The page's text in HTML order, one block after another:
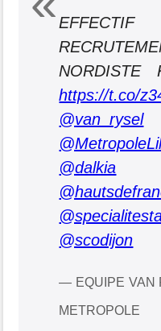
NORDISTE
https://t.co/
@van_rysel
@dalkia
@scodijon
— EQUIPE VAN